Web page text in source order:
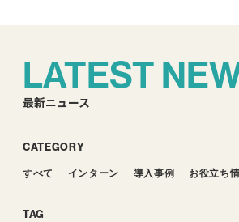
LATEST
最新ニュース
CATEGORY
すべて インターン 導入事例 お役立ち
TAG